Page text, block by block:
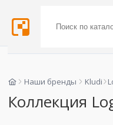
Наши бренды Kludi
Коллекция